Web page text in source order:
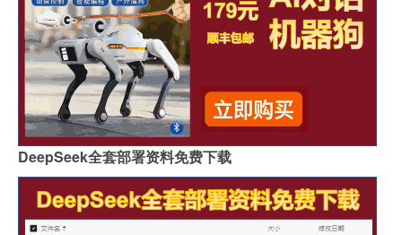
DeepSeek全套部署资料免费下载